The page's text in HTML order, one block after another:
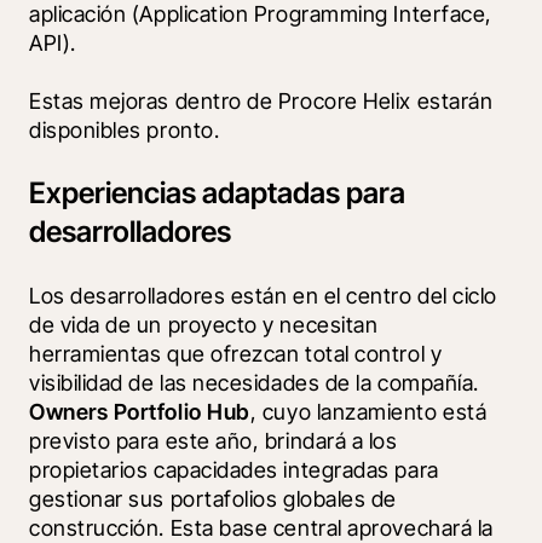
aplicación (Application Programming Interface,
API).
Estas mejoras dentro de Procore Helix estarán
disponibles pronto.
Experiencias adaptadas para
desarrolladores
Los desarrolladores están en el centro del ciclo
de vida de un proyecto y necesitan
herramientas que ofrezcan total control y
Owners Portfolio Hub, cuyo lanzamiento está
previsto para este año, brindará a los
propietarios capacidades integradas para
gestionar sus portafolios globales de
construcción. Esta base central aprovechará la